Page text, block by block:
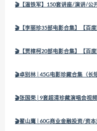
🎬【温铁军】150套讲座/演讲/公
🎬【李丽珍35部电影合集】【百
🎬【贾樟柯20部电影合集】【百
🎬卓别林│45G电影珍藏合集（长
🎬张国荣│9套超清珍藏演唱会视
🎬翟山鹰│60G商业金融投资/资